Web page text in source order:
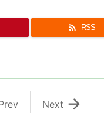
 RSS

Next